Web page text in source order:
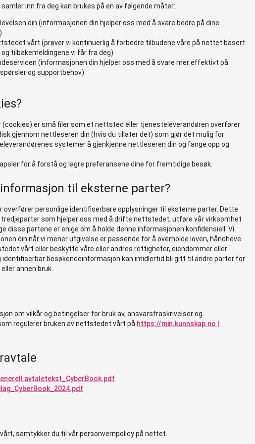
inn fra deg kan brukes på en av følgende måter:
din (informasjonen din hjelper oss med å svare bedre på dine
vårt (prøver vi kontinuerlig å forbedre tilbudene våre på nettet basert
tilbakemeldingene vi får fra deg)
(informasjonen din hjelper oss med å svare mer effektivt på
og supportbehov)
(cookies) er små filer som et nettsted eller tjenesteleverandøren overfører
gjennom nettleseren din (hvis du tillater det) som gjør det mulig for
systemer å gjenkjenne nettleseren din og fange opp og
for å forstå og lagre preferansene dine for fremtidige besøk.
til eksterne parter?
overfører personlige identifiserbare opplysninger til eksterne parter. Dette
tredjeparter som hjelper oss med å drifte nettstedet, utføre vår virksomhet
disse partene er enige om å holde denne informasjonen konfidensiell. Vi
din når vi mener utgivelse er passende for å overholde loven, håndheve
vårt eller beskytte våre eller andres rettigheter, eiendommer eller
identifiserbar besøkendeinformasjon kan imidlertid bli gitt til andre parter for
annen bruk.
om vilkår og betingelser for bruk av, ansvarsfraskrivelser og
regulerer bruken av nettstedet vårt på https://min.kunnskap.no |
avtaletekst_CyberBook.pdf
samtykker du til vår personvernpolicy på nettet.